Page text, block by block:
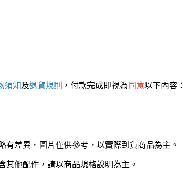
須知及退貨規則 ，付款完成即視為 同意以下內容：
有差異，圖片僅供參考，以實際到貨商品為主。
其他配件，請以商品規格說明為主。